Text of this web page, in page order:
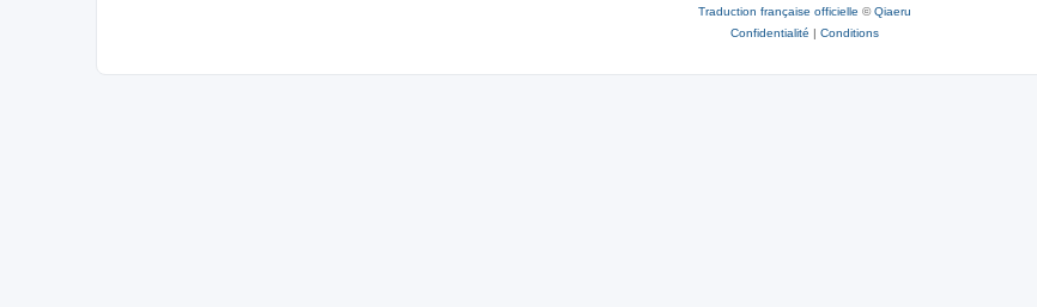
Traduction française officielle ©Qiaeru
Confidentialité | Conditions